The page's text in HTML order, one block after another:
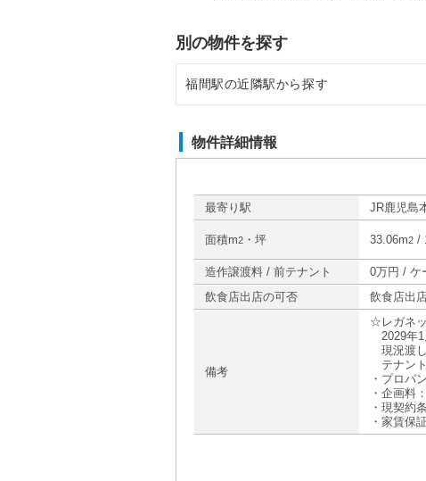
別の物件を探す
福間駅の近隣駅から探す
東郷駅の店舗物件・貸店舗・テナント
物件詳細情報
最寄り駅 JR鹿児
面積m2 ・坪 33.06m2 /
造作譲渡料 / 前テナント
0万円 / ケ
飲食店出店の可否
飲食店出
備考
☆レガネ
2029年1
現況渡し
テナント
・プロパ
・企画料
・現契約
・家賃保